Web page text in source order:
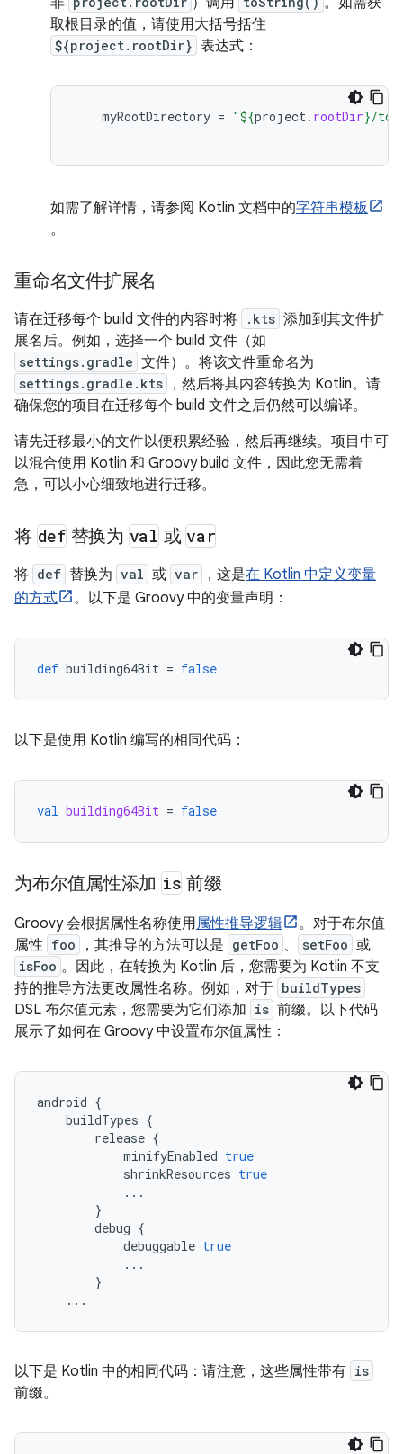
取根目录的值，请使用大括号括住
${project.rootDir} 表达式：
myRootDirectory = "${project. rootDir}/
如需了解详情，请参阅 Kotlin 文档中的字符串模板
。
重命名文件扩展名
请在迁移每个 build 文件的内容时将 .kts 添加到其文件扩
展名后。例如，选择一个 build 文件（如
settings.gradle 文件）。将该文件重命名为
settings.gradle.kts
，然后将其内容转换为 Kotlin。请
确保您的项目在迁移每个 build 文件之后仍然可以编译。
请先迁移最小的文件以便积累经验，然后再继续。项目中可
以混合使用 Kotlin 和 Groovy build 文件，因此您无需着
急，可以小心细致地进行迁移。
将 def 替换为 val 或 var
将 def 替换为 val 或 var ，这是在 Kotlin 中定义变量
的方式
。以下是 Groovy 中的变量声明：
def building64Bit = false
以下是使用 Kotlin 编写的相同代码：
val building64Bit = false
为布尔值属性添加 is 前缀
Groovy 会根据属性名称使用属性推导逻辑
。对于布尔值
属性 foo ，其推导的方法可以是 getFoo 、 setFoo 或
isFoo 。 因此，在转换为 Kotlin 后，您需要为 Kotlin 不支
持的推导方法更改属性名称。例如，对于 buildTypes
DSL 布尔值元素，您需要为它们添加 is 前缀。以下代码
展示了如何在 Groovy 中设置布尔值属性：
android {
buildTypes {
release {
minifyEnabled true
shrinkResources true
...
}
debug {
debuggable true
...
}
...
以下是 Kotlin 中的相同代码：请注意，这些属性带有 is
前缀。